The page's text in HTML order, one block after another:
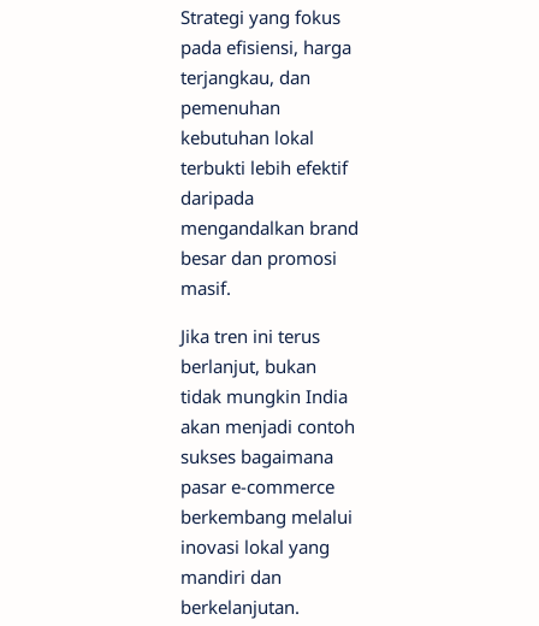
Strategi yang fokus
pada efisiensi, harga
terjangkau, dan
pemenuhan
kebutuhan lokal
terbukti lebih efektif
daripada
mengandalkan brand
besar dan promosi
masif.
Jika tren ini terus
berlanjut, bukan
tidak mungkin India
akan menjadi contoh
sukses bagaimana
pasar e-commerce
berkembang melalui
inovasi lokal yang
mandiri dan
berkelanjutan.